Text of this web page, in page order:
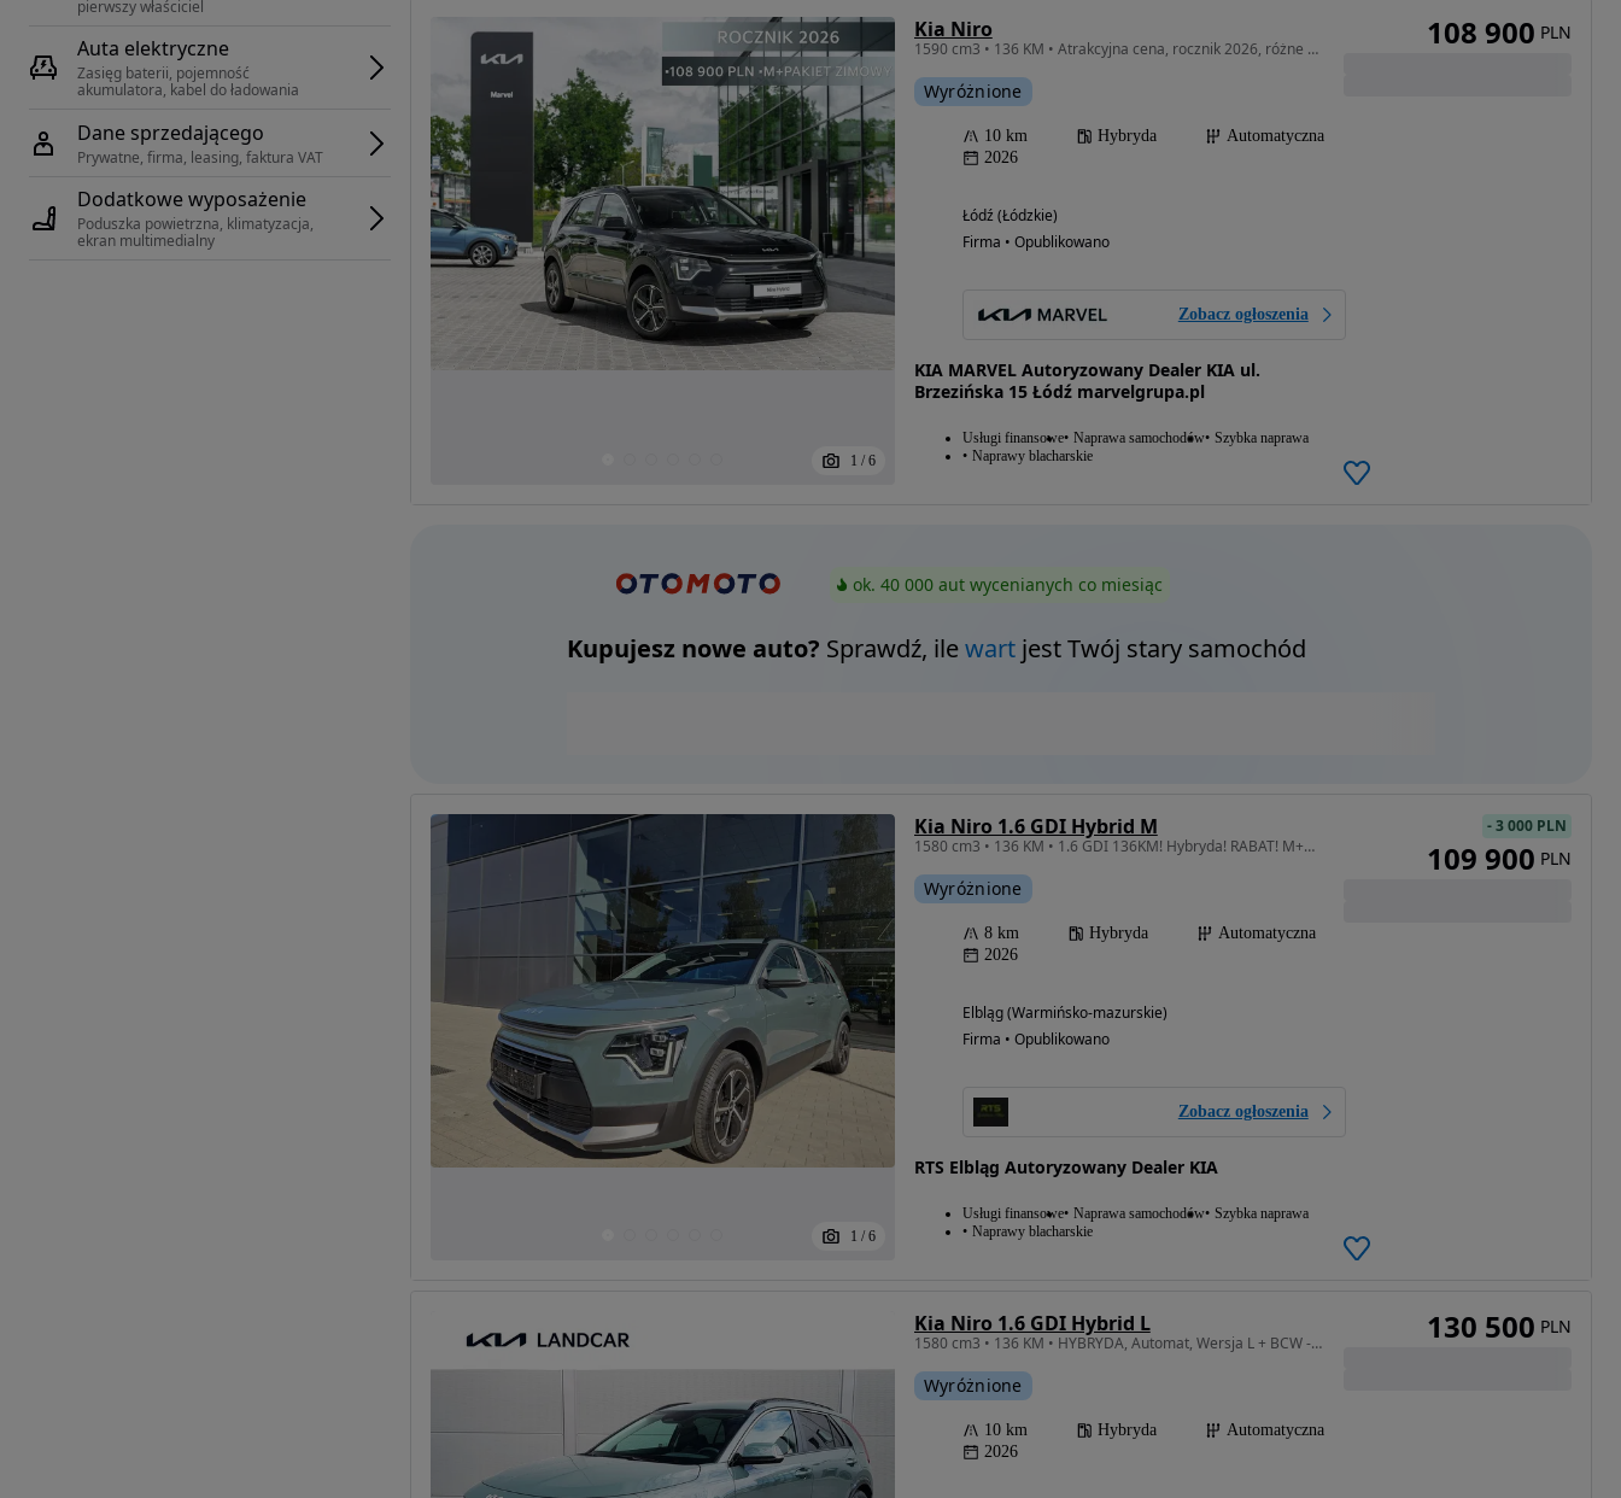
pierwszy właściciel
Auta elektryczne
Zasięg baterii, pojemność
akumulatora, kabel do ładowania
Dane sprzedającego
Prywatne, firma, leasing, faktura VAT
Dodatkowe wyposażenie
Poduszka powietrzna, klimatyzacja,
ekran multimedialny
1 / 6
Kia Niro
1590 cm3 • 136 KM • Atrakcyjna cena, rocznik 2026, różne kolory! Sprawdź!!
Wyróżnione
10 km Hybryda
Automatyczna
2026
Łódź (Łódzkie)
Firma • Opublikowano
Zobacz ogłoszenia
KIA MARVEL Autoryzowany Dealer KIA ul.
Brzezińska 15 Łódź marvelgrupa.pl
Usługi finansowe Naprawa samochodów Szybka naprawa
Naprawy blacharskie
108 900 PLN
ok. 40 000 aut wycenianych co miesiąc
Kupujesz nowe auto? Sprawdź, ilewartjest Twój stary samochód
1 / 6
Kia Niro 1.6 GDI Hybrid M
1580 cm3 • 136 KM • 1.6 GDI 136KM! Hybryda! RABAT! M+WIN!
Wyróżnione
8 km Hybryda
Automatyczna
2026
Elbląg (Warmińsko-mazurskie)
Firma • Opublikowano
Zobacz ogłoszenia
RTS Elbląg Autoryzowany Dealer KIA
Usługi finansowe Naprawa samochodów Szybka naprawa
Naprawy blacharskie
-3 000 PLN
109 900 PLN
Kia Niro 1.6 GDI Hybrid L
1580 cm3 • 136 KM • HYBRYDA, Automat, Wersja L + BCW - Cityscape Green
Wyróżnione
10 km Hybryda
Automatyczna
2026
130 500 PLN